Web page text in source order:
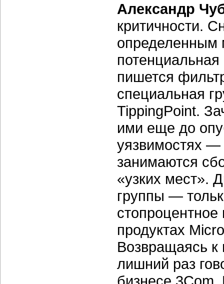
Александр
критичности.
определенным
потенциальная
пишется
специальная
TippingPoint.
ими еще до
уязвимостях
занимаются
«узких мест».
группы —
стопроцентное
продуктах
Возвращаясь к
лишний раз